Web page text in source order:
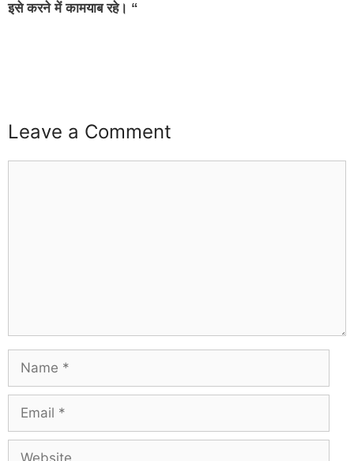
इसे करने में कामयाब रहे। “
Leave a Comment